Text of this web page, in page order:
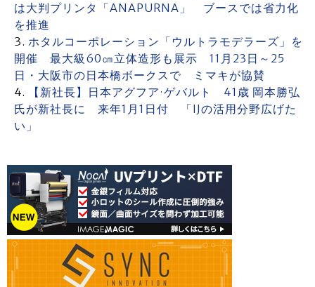
は大判プリンタ「ANAPURNA」 ブースでは省力化
を推進
ホタルコーポレーション「ウルトラモデラーズ」を
開催 最大級60㎝立体造形も展示 11月23日～25
日・大阪市の日本橋ボークスで ミマキが協賛
【新社長】日本アグフア·ゲバルト 41歳 岡本勝弘
氏が新社長に 来年1月1日付 「IJの活用分野広げた
い」